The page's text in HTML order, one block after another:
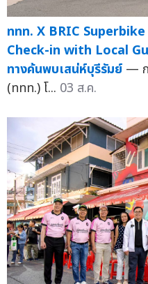
ททท. X BRIC
Check-in with Local
ทางค้นพบเสน่ห์บุรีรัมย์ — ก
(ททท.) โ... 03 ส.ค.